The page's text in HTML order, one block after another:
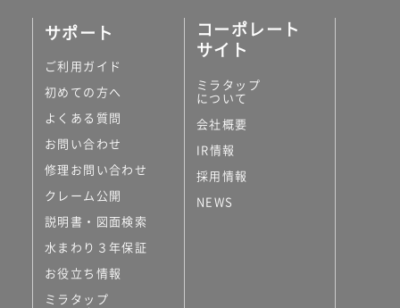
サポート
ご利用ガイド
初めての方へ
よくある質問
お問い合わせ
修理お問い合わせ
クレーム公開
説明書・図面検索
水まわり３年保証
お役立ち情報
ミラタップ
コーポレート
サイト
ミラタップ
について
会社概要
IR情報
採用情報
NEWS